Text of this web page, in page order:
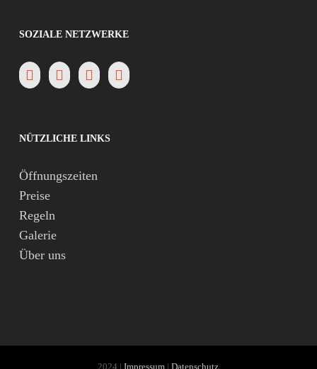
SOZIALE NETZWERKE
NÜTZLICHE LINKS
Öffnungszeiten
Preise
Regeln
Galerie
Über uns
2024 |Impressum |Datenschutz